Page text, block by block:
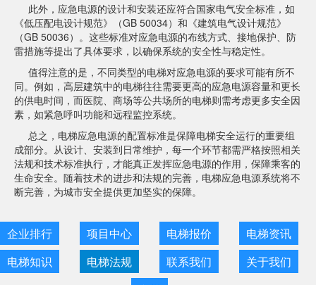
此外，应急电源的设计和安装还应符合国家电气安全标准，如
《低压配电设计规范》（GB 50034）和《建筑电气设计规范》
（GB 50036）。这些标准对应急电源的布线方式、接地保护、防
雷措施等提出了具体要求，以确保系统的安全性与稳定性。
值得注意的是，不同类型的电梯对应急电源的要求可能有所不
同。例如，高层建筑中的电梯往往需要更高的应急电源容量和更长
的供电时间，而医院、商场等公共场所的电梯则需考虑更多安全因
素，如紧急呼叫功能和远程监控系统。
总之，电梯应急电源的配置标准是保障电梯安全运行的重要组
成部分。从设计、安装到日常维护，每一个环节都需严格按照相关
法规和技术标准执行，才能真正发挥应急电源的作用，保障乘客的
生命安全。随着技术的进步和法规的完善，电梯应急电源系统将不
断完善，为城市安全提供更加坚实的保障。
企业排行 项目中心 电梯报价
电梯资讯
电梯知识
电梯法规 联系我们
关于我们